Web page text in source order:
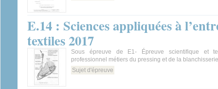
E.14 : Sciences appliquées à
textiles 2017
Sous épreuve de E1- Épreuve scientifique et
professionnel métiers du pressing et de la blanchisserie
Sujet d'épreuve